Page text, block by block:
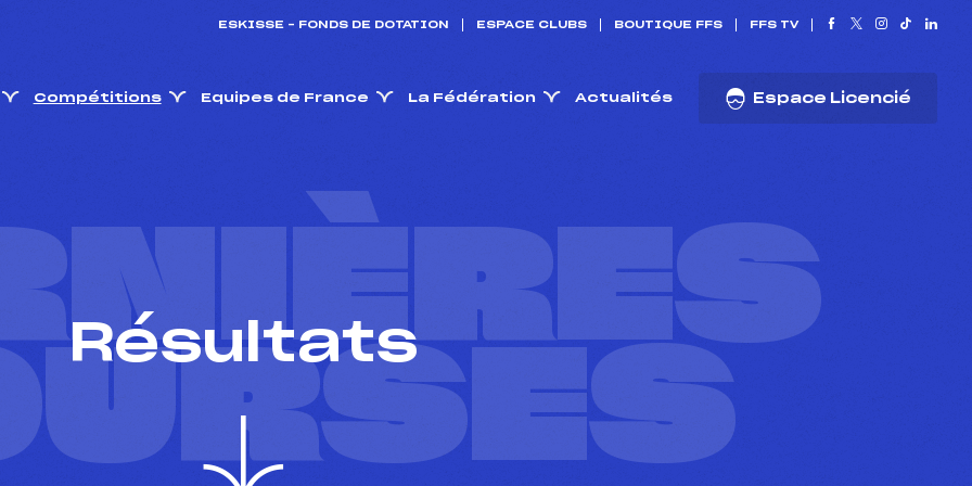
ESKISSE – FONDS DE DOTATION ESPACE CLUBS BOUTIQUE FFS FFS TV
Compétitions Equipes de France La Fédération Actualités Espace Licencié
Résultats